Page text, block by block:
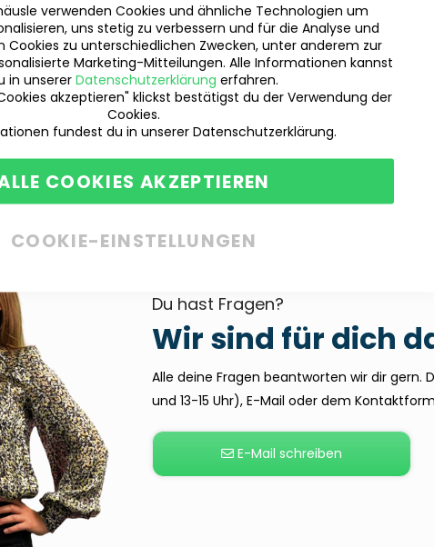
Du hast Fragen?
Wir sind für dich
Alle deine Fragen beantworten wir dir gern.
und 13-15 Uhr), E-Mail oder dem
E-Mail schreiben
verwenden Cookies und ähnliche Technologien um
uns stetig zu verbessern und für die Analyse und
Cookies zu unterschiedlichen Zwecken, unter anderem zur
Marketing-Mitteilungen. Alle Informationen kannst
in unserer Datenschutzerklärung erfahren.
akzeptieren" klickst bestätigst du der Verwendung der
Cookies.
fundest du in unserer Datenschutzerklärung.
COOKIES AKZEPTIEREN
COOKIE-EINSTELLUNGEN